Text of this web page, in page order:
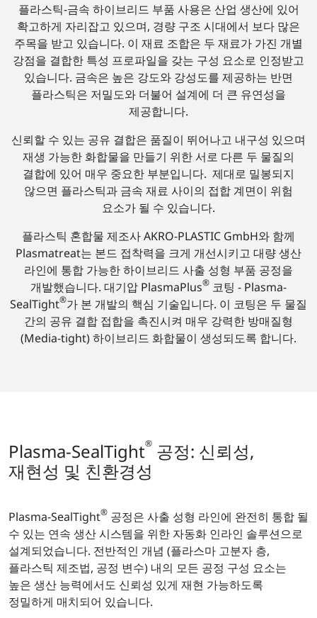
플라스틱-금속 하이브리드 부품 사용은 산업 생산에 있어
확고하게 자리잡고 있으며, 경량 구조 시대에서 보다 많은
주목을 받고 있습니다. 이 재료 조합은 두 재료가 가진 개별
강점을 결합한 특성 프로파일을 갖는 구성 요소로 인정받고
있습니다. 금속은 높은 강도와 강성도를 제공하는 반면
플라스틱은 저밀도와 더불어 설계에 더 큰 유연성을
제공합니다.
신뢰할 수 있는 공유 결합은 품질이 뛰어나고 내구성 있으며
재생 가능한 화합물을 만들기 위한 서로 다른 두 물질의
결합에 있어 매우 중요한 부분입니다. 제대로 밀봉되지
않으면 플라스틱과 금속 재료 사이의 접합 계면이 위험
요소가 될 수 있습니다.
플라스틱 혼합물 제조사 AKRO-PLASTIC GmbH와 함께
Plasmatreat는 본드 접착력을 크게 개선시키고 대량 생산
라인에 통합 가능한 하이브리드 사출 성형 부품 공정을
개발했습니다. 대기압 PlasmaPlus® 코팅 - Plasma-
SealTight®가 본 개발의 핵심 기술입니다. 이 코팅은 두 물질
간의 공유 결합 접합을 촉진시켜 매우 강력한 방매질형
(Media-tight) 하이브리드 화합물이 생성되도록 합니다.
Plasma-SealTight® 공정: 신뢰성,
재현성 및 친환경성
Plasma-SealTight® 공정은 사출 성형 라인에 완전히 통합 될
수 있는 연속 생산 시스템을 위한 자동화 인라인 솔루션으로
설계되었습니다. 전반적인 개념 (플라스마 고분자 층,
플라스틱 제조법, 공정 변수) 내의 모든 공정 구성 요소는
높은 생산 능력에서도 신뢰성 있게 재현 가능하도록
정밀하게 매치되어 있습니다.